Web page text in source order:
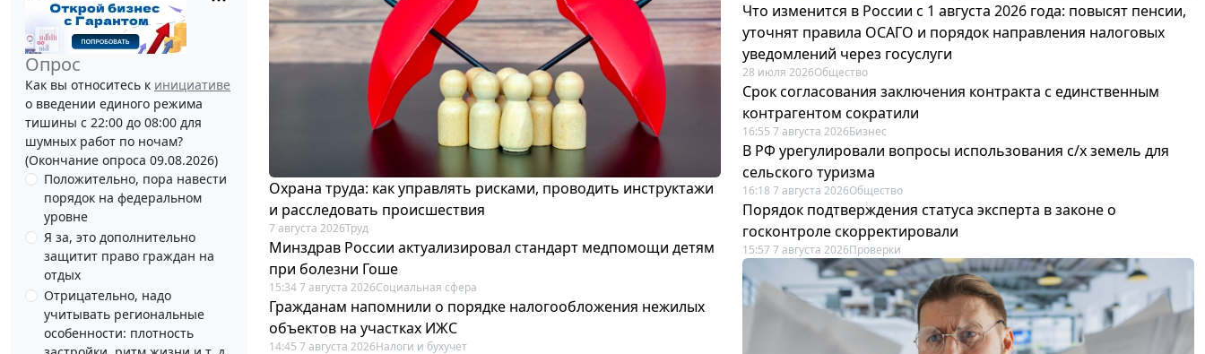
Опрос
Как вы относитесь к инициативе
о введении единого режима
тишины с 22:00 до 08:00 для
шумных работ по ночам?
(Окончание опроса 09.08.2026)
Положительно, пора навести
порядок на федеральном
уровне
Я за, это дополнительно
защитит право граждан на
отдых
Отрицательно, надо
учитывать региональные
особенности: плотность
Охрана труда: как управлять рисками, проводить инструктажи
и расследовать происшествия
7 августа 2026Труд
Минздрав России актуализировал стандарт медпомощи детям
при болезни Гоше
15:34 7 августа 2026Социальная сфера
Гражданам напомнили о порядке налогообложения нежилых
объектов на участках ИЖС
14:45 7 августа 2026Налоги и бухучет
Что изменится в России с 1 августа 2026 года: повысят пенсии,
уточнят правила ОСАГО и порядок направления налоговых
уведомлений через госуслуги
28 июля 2026Общество
Срок согласования заключения контракта с единственным
контрагентом сократили
16:55 7 августа 2026Бизнес
В РФ урегулировали вопросы использования с/х земель для
сельского туризма
16:18 7 августа 2026Общество
Порядок подтверждения статуса эксперта в законе о
госконтроле скорректировали
15:57 7 августа 2026Проверки